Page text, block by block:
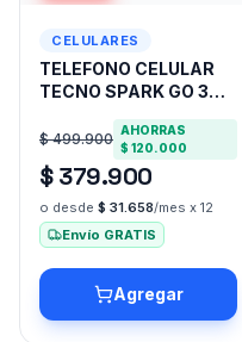
a cualquier estilo de
quienes buscan un
complicaciones.
CELULARES
TELEFONO CELULAR
TECNO SPARK GO 3
Unisoc T7250, 64GB,
RAM 4GB, Aurora
Purple
$ 499.900 AHORRAS
$ 120.000
$ 379.900
o desde $ 31.658/mes x 12
Envío GRATIS
Agregar